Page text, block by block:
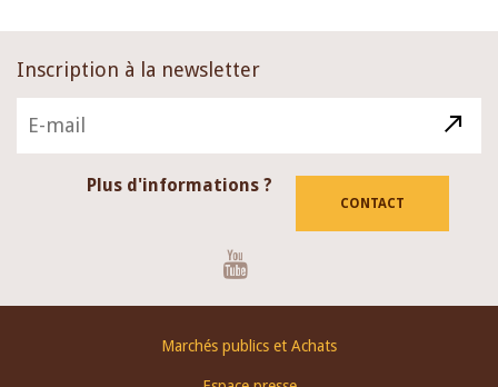
Inscription à la newsletter
Plus d'informations ?
CONTACT
Marchés publics et Achats